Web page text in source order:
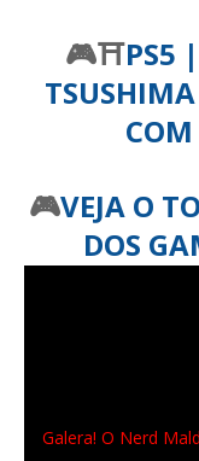
🎮⛩️PS5
🎮VEJA O
DOS
Galera! O Nerd